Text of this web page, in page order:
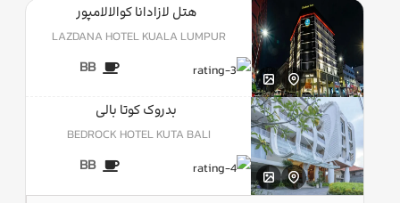
هتل لازادانا کوالالامپور
LAZDANA HOTEL KUALA LUMPUR
BB
بدروک کوتا بالی
BEDROCK HOTEL KUTA BALI
BB